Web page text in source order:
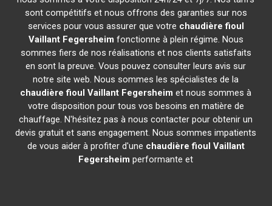
sont compétitifs et nous offrons des garanties sur nos
services pour vous assurer que votre chaudière fioul
Vaillant Fegersheim fonctionne à plein régime. Nous
sommes fiers de nos réalisations et nos clients satisfaits
en sont la preuve. Vous pouvez consulter leurs avis sur
notre site web. Nous sommes les spécialistes de la
chaudière fioul Vaillant Fegersheim et nous sommes à
votre disposition pour tous vos besoins en matière de
chauffage. N'hésitez pas à nous contacter pour obtenir un
devis gratuit et sans engagement. Nous sommes impatients
de vous aider à profiter d'une chaudière fioul Vaillant
Fegersheim performante et